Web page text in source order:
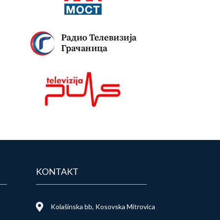
KONTAKT
Kolašinska bb, Kosovska Mitrovica